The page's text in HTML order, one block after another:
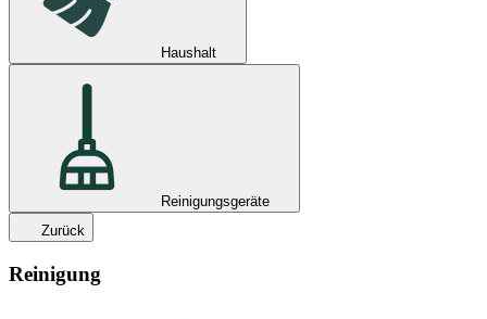
Haushalt
Reinigungsgeräte
Zurück
Reinigung